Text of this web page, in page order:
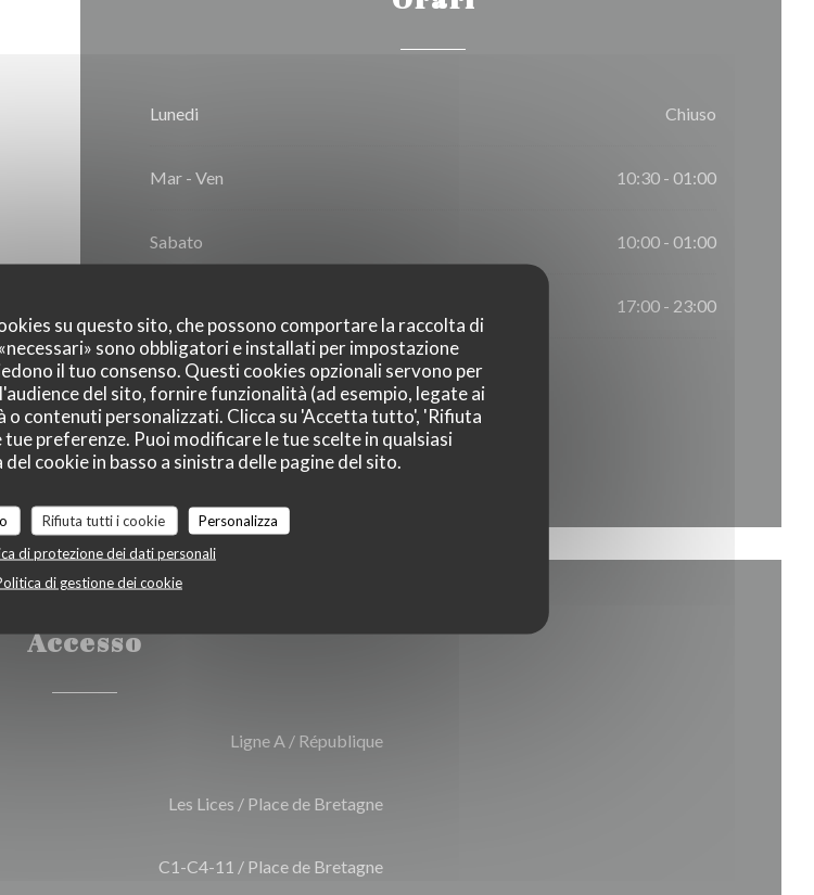
su questo sito, che possono comportare la raccolta di
sono obbligatori e installati per impostazione
il tuo consenso. Questi cookies opzionali servono per
del sito, fornire funzionalità (ad esempio, legate ai
o contenuti personalizzati. Clicca su 'Accetta tutto', 'Rifiuta
preferenze. Puoi modificare le tue scelte in qualsiasi
cookie in basso a sinistra delle pagine del sito.
Rifiuta tutti i cookie
Personalizza
di protezione dei dati personali
di gestione dei cookie
Lunedi Chiuso
Mar - Ven 10:30 - 01:00
Sabato 10:00 - 01:00
17:00 - 23:00
Accesso
Ligne A / République
Les Lices / Place de Bretagne
C1-C4-11 / Place de Bretagne